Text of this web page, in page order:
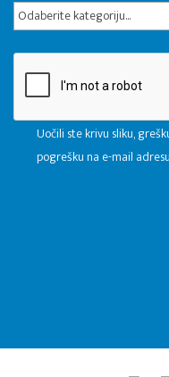
Odaberite kategoriju...
Uočili ste krivu sliku,
pogrešku na e-mail